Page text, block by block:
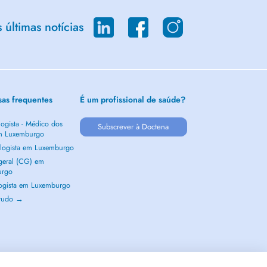
últimas notícias
frequentes
- Médico dos
Luxemburgo
em Luxemburgo
(CG) em
em Luxemburgo
→
É um profissional de saúde?
Subscrever à Doctena